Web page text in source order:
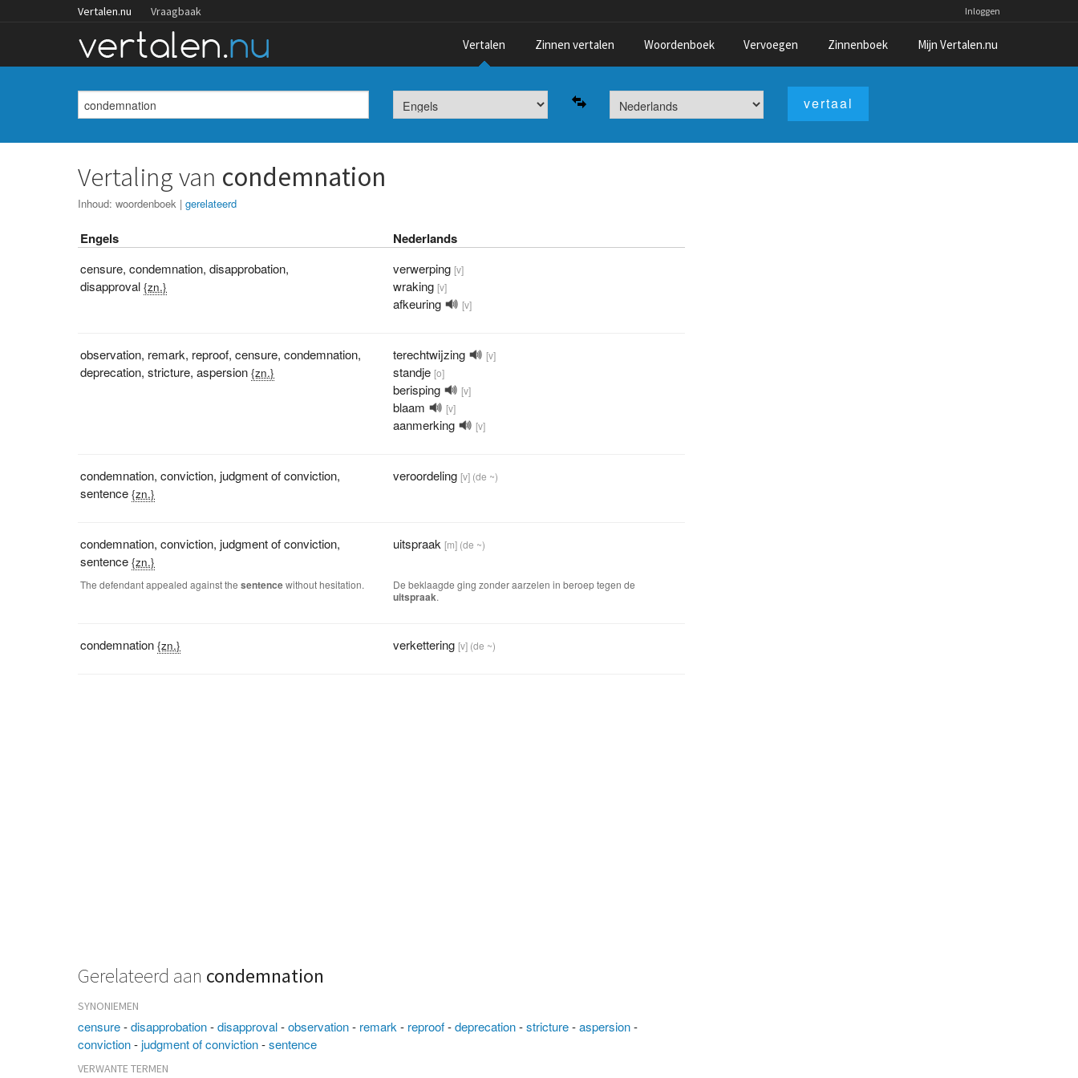
Vertalen.nu Vraagbaak Inloggen
Vertalen Zinnen vertalen Woordenboek Vervoegen Zinnenboek Mijn Vertalen.nu
Vertaling van condemnation
Inhoud:woordenboek |gerelateerd
Engels Nederlands
censure,condemnation,disapprobation,
disapproval {zn.}
verwerping [v]
wraking [v]
afkeuring [v]
observation, remark, reproof,censure,condemnation,
deprecation,stricture,aspersion {zn.}
terechtwijzing [v]
standje [o]
berisping [v]
blaam [v]
aanmerking [v]
condemnation,conviction,judgment of conviction,
sentence {zn.}
veroordeling [v] (de ~)
condemnation,conviction,judgment of conviction,
sentence {zn.}
uitspraak [m] (de ~)
The defendant appealed against thesentencewithout hesitation. De beklaagde ging zonder aarzelen in beroep tegen de
uitspraak.
condemnation {zn.} verkettering [v] (de ~)
Gerelateerd aan condemnation
SYNONIEMEN
censure-disapprobation-disapproval-observation- remark - reproof-deprecation-stricture-aspersion-
conviction-judgment of conviction-sentence
VERWANTE TERMEN